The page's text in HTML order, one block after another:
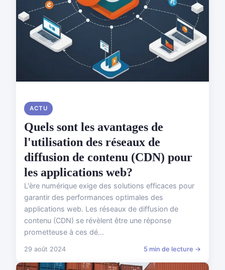
ACTU
Quels sont les avantages de
l'utilisation des réseaux de
diffusion de contenu (CDN) pour
les applications web?
L'ère numérique exige des solutions efficaces pour
garantir des performances optimales des
applications web. Les réseaux de diffusion de
contenu (CDN) se révèlent être une réponse
prometteuse à ces dé...
29 août 2024 5 min de lecture →